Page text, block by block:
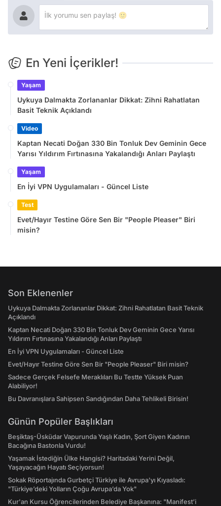
En Yeni İçerikler!
Yaşam
Uykuya Dalmakta Zorlananlar Dikkat: Zihni Rahatlatan
Basit Teknik Açıklandı
Video
Kaptan Necati Doğan 330 Bin Tonluk Dev Geminin Gece
Yarısı Yıldırım Fırtınasına Yakalandığı Anları Paylaştı
Yaşam
En İyi VPN Uygulamaları - Güncel Liste
Test
Evet/Hayır Testine Göre Sen Bir "People Pleaser" Biri
misin?
Son Eklenenler
Uykuya Dalmakta Zorlananlar Dikkat: Zihni Rahatlatan Basit Teknik
Açıklandı
Kaptan Necati Doğan 330 Bin Tonluk Dev Geminin Gece Yarısı
Yıldırım Fırtınasına Yakalandığı Anları Paylaştı
En İyi VPN Uygulamaları - Güncel Liste
Evet/Hayır Testine Göre Sen Bir "People Pleaser" Biri misin?
Sadece Gerçek Felsefe Meraklıları Bu Testte Yüksek Puan
Alabiliyor!
Bu Davranışlara Sahipsen Sandığından Daha Tehlikeli Birisin!
Günün Popüler Başlıkları
Beşiktaş-Üsküdar Vapurunda Yaşlı Kadın, Şort Giyen Kadının
Bacağına Bastonla Vurdu!
Yaşamak İstediğin Ülke Hangisi? Haritadaki Yerini Değil,
Yaşayacağın Hayatı Seçiyorsun!
Sokak Röportajında Gurbetçi Türkiye ile Avrupa'yı Kıyasladı:
"Türkiye’deki Yolların Çoğu Avrupa’da Yok"
Kur'an Kursu Öğrencilerinden Belediye Başkanına: "Manifest’i